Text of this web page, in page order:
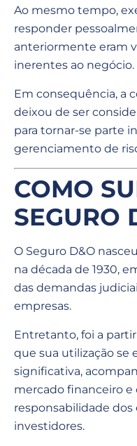
Ao mesmo tempo,
responder
anteriormente eram
inerentes ao negócio.
Em consequência, a
deixou de ser
para tornar-se parte
gerenciamento de
COMO
SEGURO
O Seguro D&O
na década de 1930,
das demandas
empresas.
Entretanto, foi a partir
que sua utilização se
significativa,
mercado financeiro e
responsabilidade
investidores.